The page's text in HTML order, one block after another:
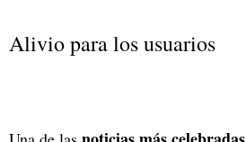
Alivio para los usuarios